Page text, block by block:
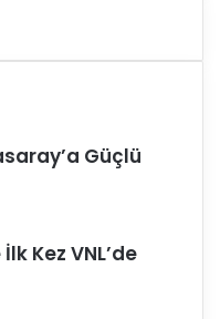
Güçlü
Kez VNL’de